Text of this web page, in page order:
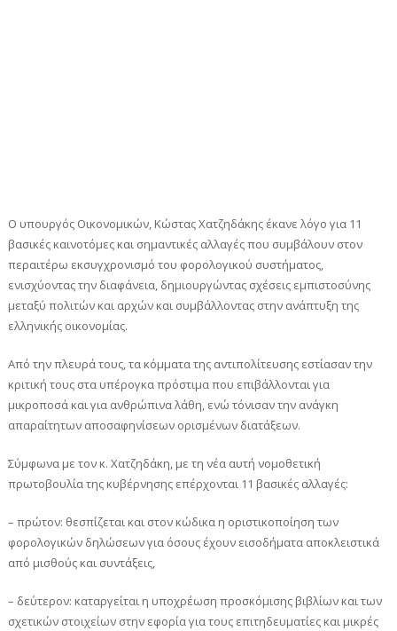
Ο υπουργός Οικονομικών, Κώστας Χατζηδάκης έκανε λόγο για 11
βασικές καινοτόμες και σημαντικές αλλαγές που συμβάλουν στον
περαιτέρω εκσυγχρονισμό του φορολογικού συστήματος,
ενισχύοντας την διαφάνεια, δημιουργώντας σχέσεις εμπιστοσύνης
μεταξύ πολιτών και αρχών και συμβάλλοντας στην ανάπτυξη της
ελληνικής οικονομίας.
Από την πλευρά τους, τα κόμματα της αντιπολίτευσης εστίασαν την
κριτική τους στα υπέρογκα πρόστιμα που επιβάλλονται για
μικροποσά και για ανθρώπινα λάθη, ενώ τόνισαν την ανάγκη
απαραίτητων αποσαφηνίσεων ορισμένων διατάξεων.
Σύμφωνα με τον κ. Χατζηδάκη, με τη νέα αυτή νομοθετική
πρωτοβουλία της κυβέρνησης επέρχονται 11 βασικές αλλαγές:
– πρώτον: θεσπίζεται και στον κώδικα η οριστικοποίηση των
φορολογικών δηλώσεων για όσους έχουν εισοδήματα αποκλειστικά
από μισθούς και συντάξεις,
– δεύτερον: καταργείται η υποχρέωση προσκόμισης βιβλίων και των
σχετικών στοιχείων στην εφορία για τους επιτηδευματίες και μικρές